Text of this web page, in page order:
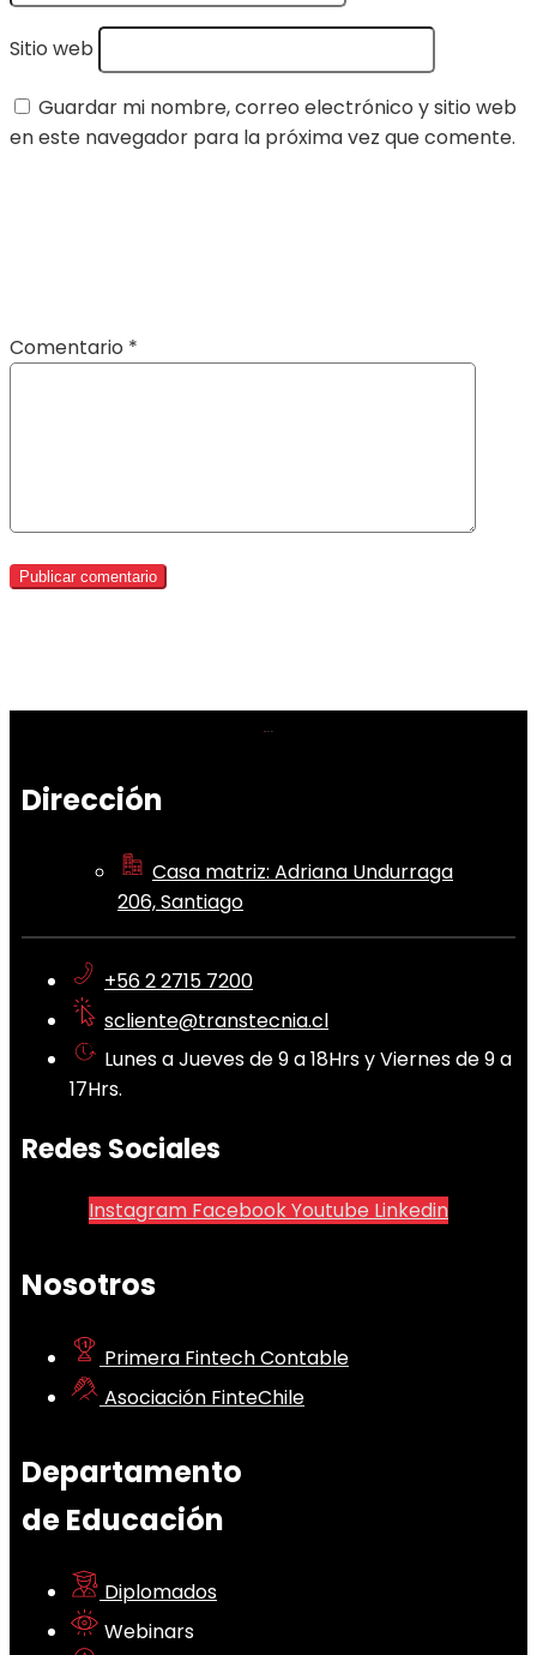
Sitio web
Guardar mi nombre, correo electrónico y sitio web
en este navegador para la próxima vez que comente.
Comentario *
Dirección
Casa matriz: Adriana Undurraga
206, Santiago
+56 2 2715 7200
scliente@transtecnia.cl
Lunes a Jueves de 9 a 18Hrs y Viernes de 9 a
17Hrs.
Redes Sociales
Instagram FacebookYoutube Linkedin
Nosotros
Primera Fintech Contable
Asociación FinteChile
Departamento
de Educación
Diplomados
Webinars